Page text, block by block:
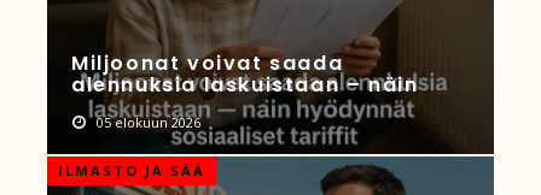
Miljoonat voivat saada
alennuksia laskuistaan – näin
05 elokuun 2026
ILMASTO JA SÄÄ